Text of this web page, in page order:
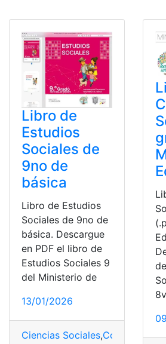
Libro de
Estudios
Sociales de
9no de
básica
Libro de Estudios
Sociales de 9no de
básica. Descargue
en PDF el libro de
Estudios Sociales 9
del Ministerio de
13/01/2026
Ciencias Sociales,Consultas,